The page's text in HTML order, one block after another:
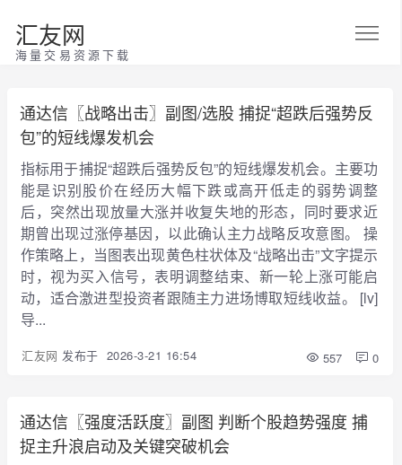
汇友网
海量交易资源下载
通达信〖战略出击〗副图/选股 捕捉“超跌后强势反
包”的短线爆发机会
指标用于捕捉“超跌后强势反包”的短线爆发机会。主要功
能是识别股价在经历大幅下跌或高开低走的弱势调整
后，突然出现放量大涨并收复失地的形态，同时要求近
期曾出现过涨停基因，以此确认主力战略反攻意图。 操
作策略上，当图表出现黄色柱状体及“战略出击”文字提示
时，视为买入信号，表明调整结束、新一轮上涨可能启
动，适合激进型投资者跟随主力进场博取短线收益。 [lv]
导...
汇友网 发布于 2026-3-21 16:54 557 0
通达信〖强度活跃度〗副图 判断个股趋势强度 捕
捉主升浪启动及关键突破机会